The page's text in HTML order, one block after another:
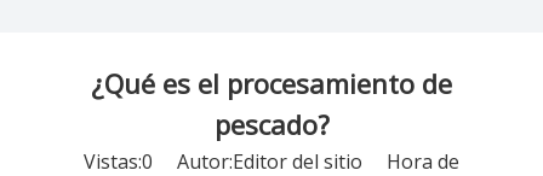
¿Qué es el procesamiento de
pescado?
Vistas:0 Autor:Editor del sitio Hora de